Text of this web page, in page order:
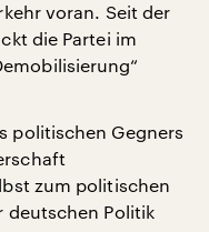
voran. Seit der
die Partei im
politischen Gegners
zum politischen
deutschen Politik